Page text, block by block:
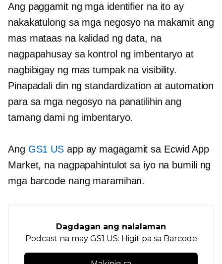
Ang paggamit ng mga identifier na ito ay
nakakatulong sa mga negosyo na makamit ang
mas mataas na kalidad ng data, na
nagpapahusay sa kontrol ng imbentaryo at
nagbibigay ng mas tumpak na visibility.
Pinapadali din ng standardization at automation
para sa mga negosyo na panatilihin ang
tamang dami ng imbentaryo.
Ang GS1 US app ay magagamit sa Ecwid App
Market, na nagpapahintulot sa iyo na bumili ng
mga barcode nang maramihan.
Dagdagan ang nalalaman
Podcast na may GS1 US: Higit pa sa Barcode